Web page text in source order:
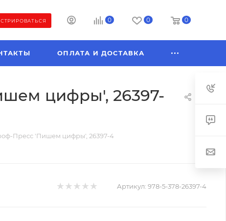
0 0 0
ОПЛАТА И ДОСТАВКА
цифры', 26397-
Пресс 'Пишем цифры', 26397-4
Артикул: 978-5-378-26397-4